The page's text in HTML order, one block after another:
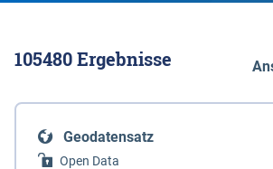
105480Ergebnisse
Geodatensatz
Open Data